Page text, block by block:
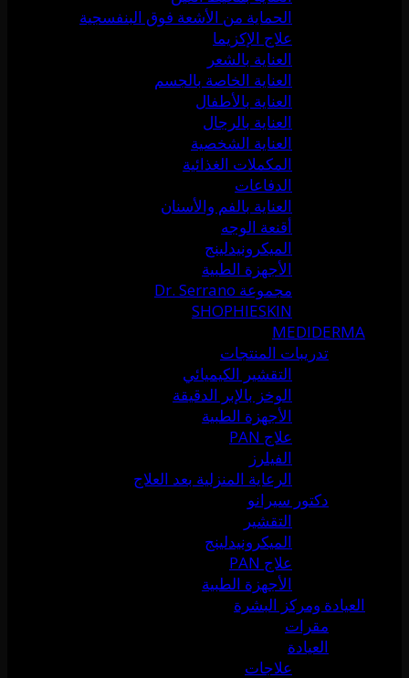
الحماية من الأشعة فوق البنفسجية
علاج الإكزيما
العناية بالشعر
العناية الخاصة بالجسم
العناية بالأطفال
العناية بالرجال
العناية الشخصية
المكملات الغذائية
الدفاعات
العناية بالفم والأسنان
أقنعة الوجه
الميكرونيدلينج
الأجهزة الطبية
مجموعة Dr. Serrano
SHOPHIESKIN
MEDIDERMA
تدريبات المنتجات
التقشير الكيميائي
الوخز بالإبر الدقيقة
الأجهزة الطبية
علاج PAN
الفيلرز
الرعاية المنزلية بعد العلاج
دكتور سيرانو
التقشير
الميكرونيدلينج
علاج PAN
الأجهزة الطبية
العيادة ومركز البشرة
مقرات
العيادة
علاجات